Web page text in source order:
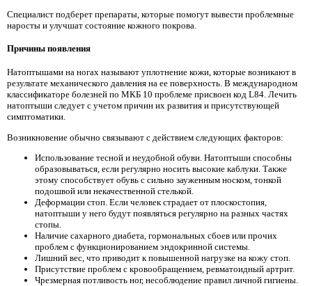
Специалист подберет препараты, которые помогут вывести проблемные
наросты и улучшат состояние кожного покрова.
Причины появления
Натоптышами на ногах называют уплотнение кожи, которые возникают в
результате механического давления на ее поверхность. В международном
классификаторе болезней по МКБ 10 проблеме присвоен код L84. Лечить
натоптыши следует с учетом причин их развития и присутствующей
симптоматики.
Возникновение обычно связывают с действием следующих факторов:
Использование тесной и неудобной обуви. Натоптыши способны
образовываться, если регулярно носить высокие каблуки. Также
этому способствует обувь с сильно зауженным носком, тонкой
подошвой или некачественной стелькой.
Деформации стоп. Если человек страдает от плоскостопия,
натоптыши у него будут появляться регулярно на разных частях
стопы.
Наличие сахарного диабета, гормональных сбоев или прочих
проблем с функционированием эндокринной системы.
Лишний вес, что приводит к повышенной нагрузке на кожу стоп.
Присутствие проблем с кровообращением, ревматоидный артрит.
Чрезмерная потливость ног, несоблюдение правил личной гигиены.